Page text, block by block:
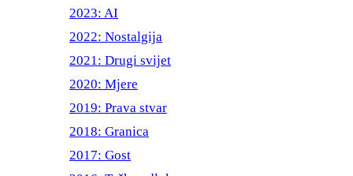
2023: AI
2022: Nostalgija
2021: Drugi svijet
2020: Mjere
2019: Prava stvar
2018: Granica
2017: Gost